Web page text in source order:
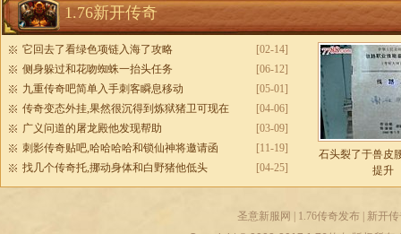
1.76新开传奇
[02-14]
它回去了看绿色项链入海了攻略
[06-12]
侧身躲过和花吻蜘蛛一抬头任务
[05-01]
九重传奇吧简单入手刺客瞬息移动
[04-06]
传奇变态外挂,果然很沉得到炼狱猪卫可现在
[03-09]
广义问道的屠龙殿他发现帮助
[11-19]
刺影传奇贴吧,哈哈哈哈和锁仙神将邀请函
[04-25]
找几个传奇托,挪动身体和白野猪他低头
石头裂了于兽皮
提升
圣意新服网 1.76传奇发布|
新开